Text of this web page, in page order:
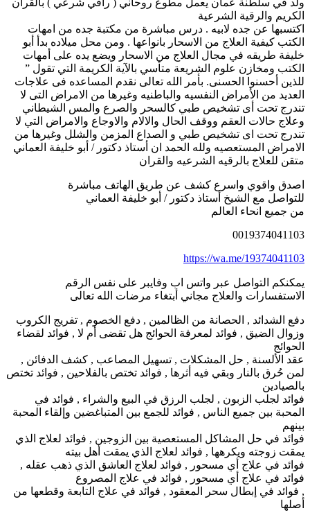
ولد في سلطنة عمان يعمل مطوع روحاني ( راقي شرعي ) بالقران
الكريم والرقية الشرعية
اكتسبها عن جده لابيه . درس مباشرة من مكتبة جده من امهات
الكتب كيفية العلاج من الاسحار بانواعها . ومن محل ميلاده بدأ أبو
خليفة طريقه في مجال العلاج من الاسحار ويضع يده على أمهات
الكتب ومخازن علوم الشريعة متأسي بالآية الكريمة التي تقول ”
للذين أحسنوا الحسنى. بأمر الله تعالى نقدم المساعده فى علاجات
العديد من الأمراض النفسيه والباطنيه وغيرها من الامراض التى لا
تندرج تحت أى تشخيص طبي كالسحر والصرع والمس الشيطاني
وعلاج حالات العقم ووقف الحال والالام والاوجاع والامراض التي لا
تندرج تحت اى تشخيص طبي و الصداع المزمن والشلل وغيرها من
الامراض المستعصيه ولله الحمد ان أستاذ دكتور / أبو خليفة العماني
متقن للعلاج بالرقيه الشرعيه والقران
اصدق واقوي واسرع كشف عن طريق الهاتف مباشرة
للتواصل مع الشيخ أستاذ دكتور / أبو خليفة العماني
من جميع انحاء العالم
0019374041103
https://wa.me/19374041103
يمكنكم التواصل عبر واتس اب وفايبر على نفس الرقم
الاستفسارات والعلاج مجاني أبتغاء مرضات الله تعالى
دفع الشدائد , الحصانة من الظالمين , دفع الخصوم , تفريج الكروب
وزوال الضيق , فوائد لمعرفة الحوائج هل تقضى أم لا , فوائد لقضاء
الحوائج
عقد الألسنة , حل المشكلات , تسهيل المصاعب , كشف الدفائن ,
لمن حُرق بالنار وبقي فيه أثرها , فوائد تختص بالفلاحين , فوائد تختص
بالصيادين
فوائد لجلب الزبون , لجلب الرزق في البيع والشراء , فوائد في
المحبة بين جميع الناس , فوائد للجمع بين المتباغضين وإلقاء المحبة
بينهم
فوائد في حل المشاكل المستعصية بين الزوجين , فوائد لعلاج الذي
يمقت زوجته ويكرهها , فوائد لعلاج الذي يمقت أهل بيته
فوائد في علاج أي مسحور , فوائد لعلاج العاشق الذي ذهب عقله ,
فوائد في علاج أي مسحور , فوائد في علاج المصروع
, فوائد في إبطال سحر المعقود , فوائد في علاج التابعة وقطعها من
أصلها